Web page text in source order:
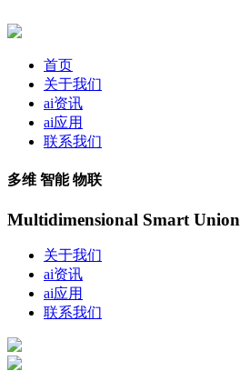
首页
关于我们
ai资讯
ai应用
联系我们
多维 智能 物联
Multidimensional Smart Union
关于我们
ai资讯
ai应用
联系我们